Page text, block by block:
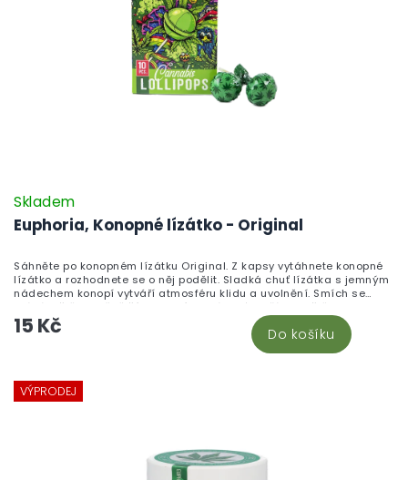
Euphoria, Konopné lízátko - Original
Skladem
15 Kč Do košíku
Sáhněte po konopném lízátku Original. Z kapsy vytáhnete konopné
lízátko a rozhodnete se o něj podělit. Sladká chuť lízátka s jemným
nádechem konopí vytváří atmosféru klidu a uvolnění. Smích se
stává ještě srdečnějším a chvíle strávené s přáteli ještě
nezapomenutelnější. Naše konopná lízátka nejsou jen pochoutkou,
ale zážitkem.
VÝPRODEJ